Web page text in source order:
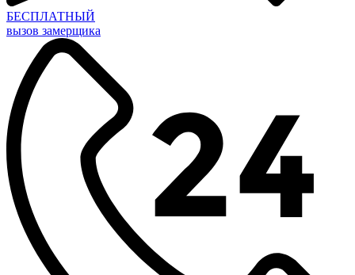
БЕСПЛАТНЫЙ
вызов замерщика